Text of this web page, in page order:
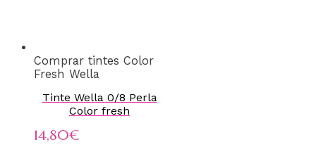
Comprar tintes Color
Fresh Wella
Tinte Wella 0/8 Perla
Color fresh
14,80€